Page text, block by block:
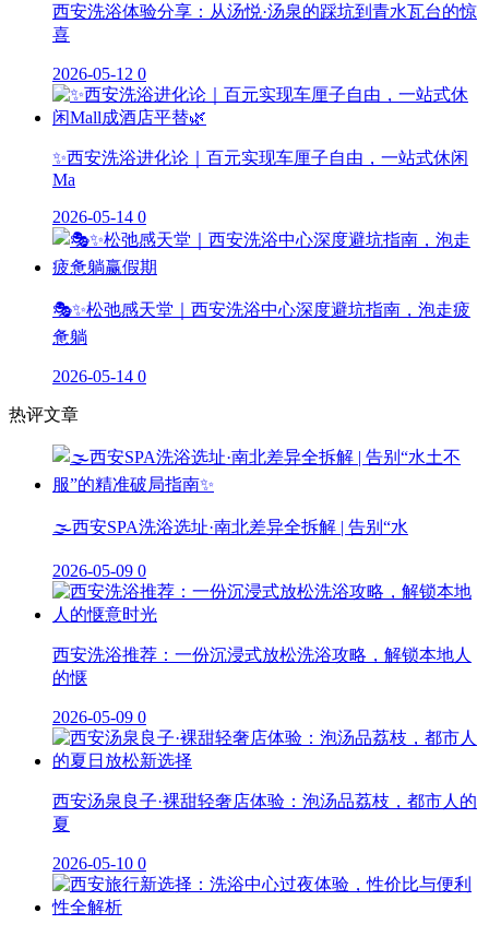
西安洗浴体验分享：从汤悦·汤泉的踩坑到青水瓦台的惊
喜
2026-05-12 0
✨西安洗浴进化论｜百元实现车厘子自由，一站式休闲
Ma
2026-05-14 0
🎭✨松弛感天堂｜西安洗浴中心深度避坑指南，泡走疲
惫躺
2026-05-14 0
热评文章
🌫️西安SPA洗浴选址·南北差异全拆解 | 告别“水
2026-05-09 0
西安洗浴推荐：一份沉浸式放松洗浴攻略，解锁本地人
的惬
2026-05-09 0
西安汤泉良子·裸甜轻奢店体验：泡汤品荔枝，都市人的
夏
2026-05-10 0